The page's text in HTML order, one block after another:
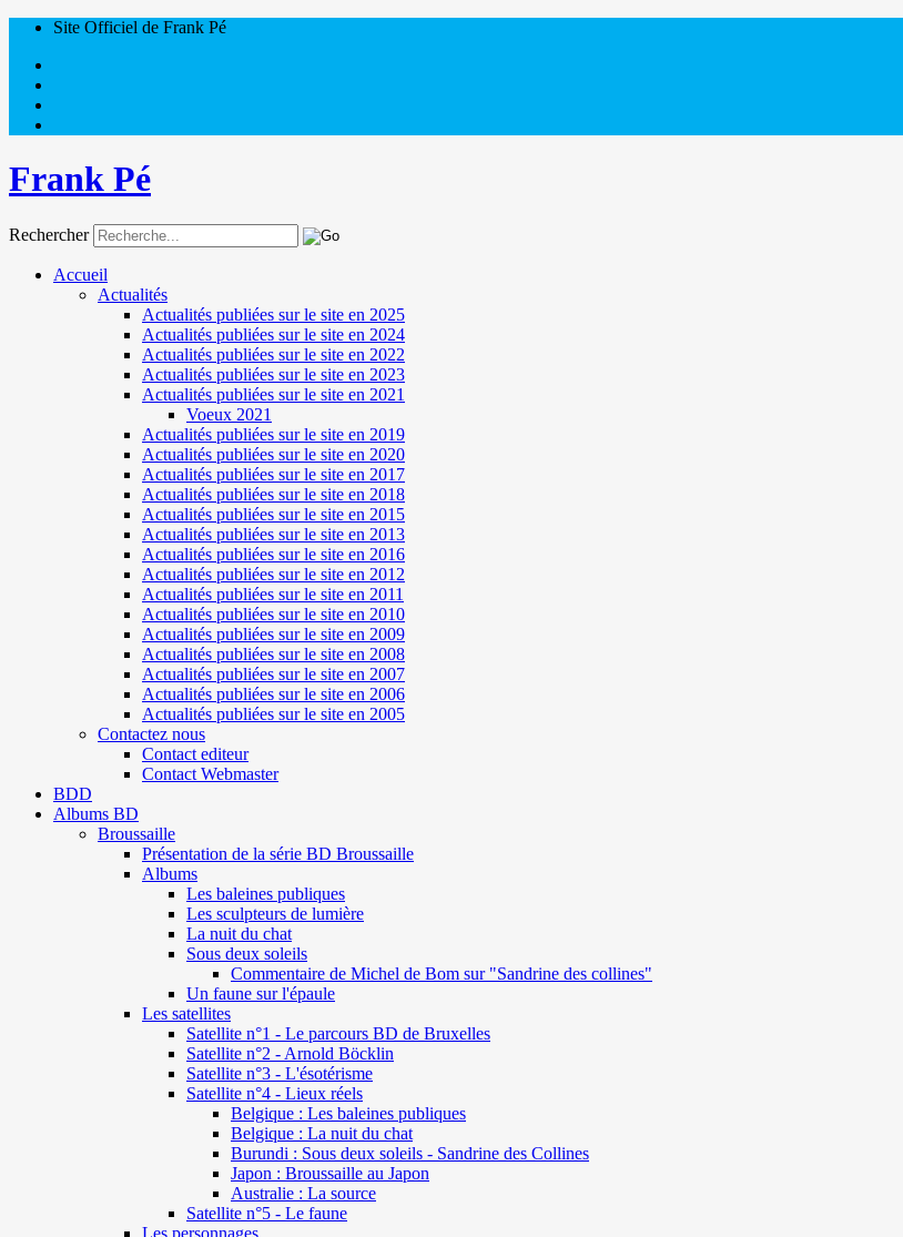
Site Officiel de Frank Pé
Frank Pé
Rechercher
Accueil
Actualités
Actualités publiées sur le site en 2025
Actualités publiées sur le site en 2024
Actualités publiées sur le site en 2022
Actualités publiées sur le site en 2023
Actualités publiées sur le site en 2021
Voeux 2021
Actualités publiées sur le site en 2019
Actualités publiées sur le site en 2020
Actualités publiées sur le site en 2017
Actualités publiées sur le site en 2018
Actualités publiées sur le site en 2015
Actualités publiées sur le site en 2013
Actualités publiées sur le site en 2016
Actualités publiées sur le site en 2012
Actualités publiées sur le site en 2011
Actualités publiées sur le site en 2010
Actualités publiées sur le site en 2009
Actualités publiées sur le site en 2008
Actualités publiées sur le site en 2007
Actualités publiées sur le site en 2006
Actualités publiées sur le site en 2005
Contactez nous
Contact editeur
Contact Webmaster
BDD
Albums BD
Broussaille
Présentation de la série BD Broussaille
Albums
Les baleines publiques
Les sculpteurs de lumière
La nuit du chat
Sous deux soleils
Commentaire de Michel de Bom sur "Sandrine des collines"
Un faune sur l'épaule
Les satellites
Satellite n°1 - Le parcours BD de Bruxelles
Satellite n°2 - Arnold Böcklin
Satellite n°3 - L'ésotérisme
Satellite n°4 - Lieux réels
Belgique : Les baleines publiques
Belgique : La nuit du chat
Burundi : Sous deux soleils - Sandrine des Collines
Japon : Broussaille au Japon
Australie : La source
Satellite n°5 - Le faune
Les personnages